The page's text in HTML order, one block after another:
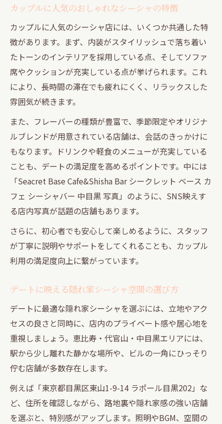
カップルに人気のおしゃれなシーシャの特徴
カップルに人気のシーシャ店には、いくつか共通した特
徴があります。まず、内装がスタイリッシュで落ち着い
たトーンのインテリアを採用している点、そしてソファ
席やクッションが充実している点が挙げられます。これ
により、長時間の滞在でも疲れにくく、リラックスした
雰囲気が続きます。
また、フレーバーの種類が豊富で、季節限定やオリジナ
ルブレンドが用意されている店舗は、会話のきっかけに
もなります。ドリンクや軽食のメニューが充実している
ことも、デートの満足度を高めるポイントです。中には
「Seacret Base Cafe&Shisha Bar シークレット ベース カ
フェ シーシャバー 中目黒 写真」のように、SNS映えす
る店内写真が話題の店舗もあります。
さらに、初心者でも安心して楽しめるように、スタッフ
が丁寧に説明やサポートをしてくれることも、カップル
利用の満足度向上に繋がっています。
デートに映える隠れ家シーシャ空間の選び方
デートに最適な隠れ家シーシャを選ぶには、立地やアク
セスの良さと同時に、店内のプライベート感や居心地を
重視しましょう。恵比寿・代官山・中目黒エリアには、
駅から少し離れた静かな場所や、ビルの一角にひっそり
佇む店舗が多数存在します。
例えば「東京都目黒区東山1-9-14 ラポール目黒202」な
ど、住所を確認しながら、路地裏や隠れ家感の強い店舗
を選ぶと、特別感がアップします。照明やBGM、空間の